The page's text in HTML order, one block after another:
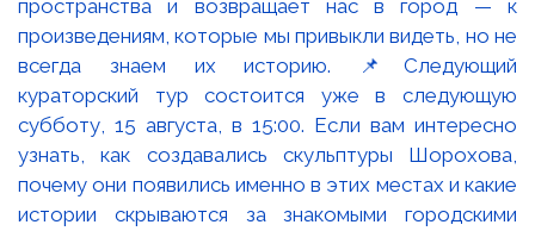
пространства и возвращает нас в город — к
произведениям, которые мы привыкли видеть, но не
всегда знаем их историю. 📌Следующий
кураторский тур состоится уже в следующую
субботу, 15 августа, в 15:00. Если вам интересно
узнать, как создавались скульптуры Шорохова,
почему они появились именно в этих местах и какие
истории скрываются за знакомыми городскими